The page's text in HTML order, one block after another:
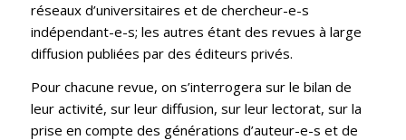
réseaux d’universitaires et de chercheur-e-s
indépendant-e-s; les autres étant des revues à large
diffusion publiées par des éditeurs privés.
Pour chacune revue, on s’interrogera sur le bilan de
leur activité, sur leur diffusion, sur leur lectorat, sur la
prise en compte des générations d’auteur-e-s et de